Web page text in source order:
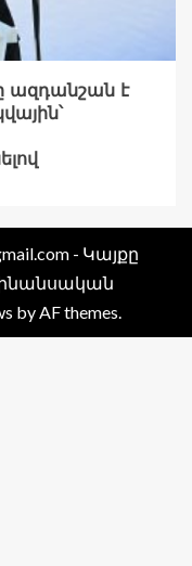
ազդանշան է
- Կայքը
by AF themes.